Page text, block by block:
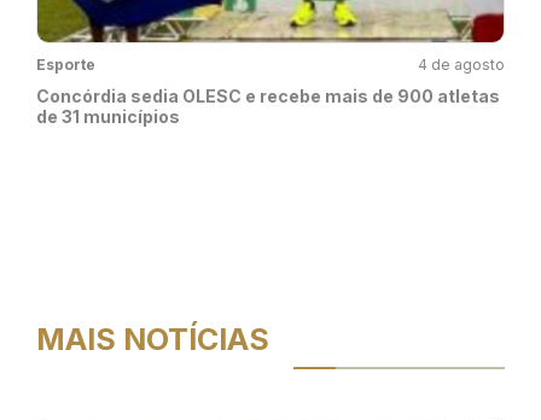
Esporte 4 de agosto
Concórdia sedia OLESC e recebe mais de 900 atletas
de 31 municípios
MAIS NOTÍCIAS